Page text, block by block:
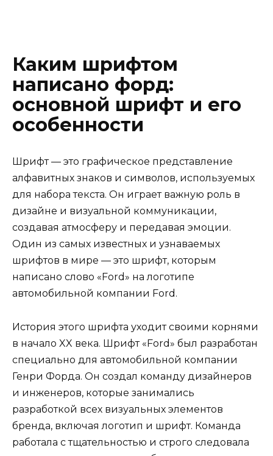
Каким шрифтом
написано форд:
основной шрифт и его
особенности
Шрифт — это графическое представление
алфавитных знаков и символов, используемых
для набора текста. Он играет важную роль в
дизайне и визуальной коммуникации,
создавая атмосферу и передавая эмоции.
Один из самых известных и узнаваемых
шрифтов в мире — это шрифт, которым
написано слово «Ford» на логотипе
автомобильной компании Ford.
История этого шрифта уходит своими корнями
в начало XX века. Шрифт «Ford» был разработан
специально для автомобильной компании
Генри Форда. Он создал команду дизайнеров
и инженеров, которые занимались
разработкой всех визуальных элементов
бренда, включая логотип и шрифт. Команда
работала с тщательностью и строго следовала